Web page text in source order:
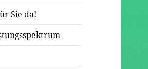
Sie da!